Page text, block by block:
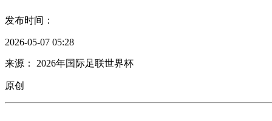
发布时间：
2026-05-07 05:28
来源： 2026年国际足联世界杯
原创